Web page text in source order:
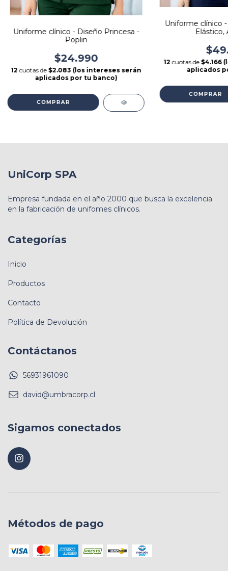
Uniforme clínico - Diseño Princesa -
Poplin
$24.990
12 cuotas de $2.083 (los intereses serán
aplicados por tu banco)
COMPRAR
Uniforme clínico
Elástico,
12 cuotas de $4.166
aplicados
COMPRAR
UniCorp SPA
Empresa fundada en el año 2000 que busca la excelencia
en la fabricación de unifomes clínicos.
Categorías
Inicio
Productos
Contacto
Política de Devolución
Contáctanos
56931961090
david@umbracorp.cl
Sigamos conectados
Métodos de pago